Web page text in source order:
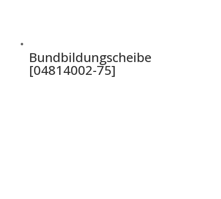
Bundbildungscheibe
[04814002-75]